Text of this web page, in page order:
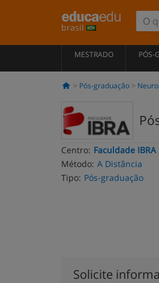
brasil
MESTRADO PÓS-
Pós-graduação
Centro: Faculdade IBRA
Método: A Distância
Tipo: Pós-graduação
Solicite